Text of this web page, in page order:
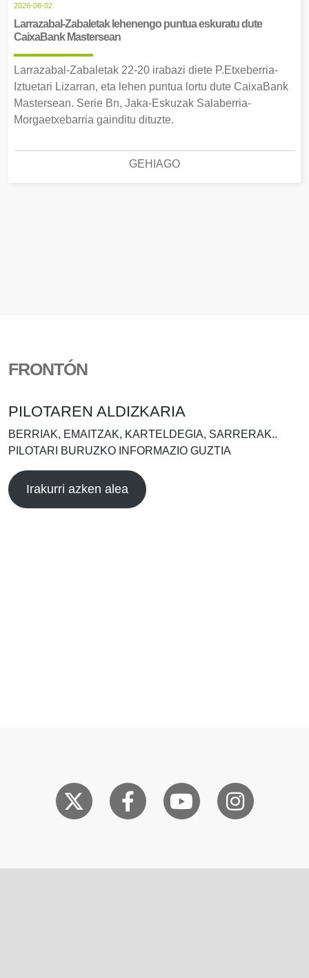
2026-08-02
Larrazabal-Zabaletak lehenengo puntua eskuratu dute
CaixaBank Mastersean
Larrazabal-Zabaletak 22-20 irabazi diete P.Etxeberria-
Iztuetari Lizarran, eta lehen puntua lortu dute CaixaBank
Mastersean. Serie Bn, Jaka-Eskuzak Salaberria-
Morgaetxebarria gainditu dituzte.
GEHIAGO
FRONTÓN
PILOTAREN ALDIZKARIA
BERRIAK, EMAITZAK, KARTELDEGIA, SARRERAK..
PILOTARI BURUZKO INFORMAZIO GUZTIA
Irakurri azken alea